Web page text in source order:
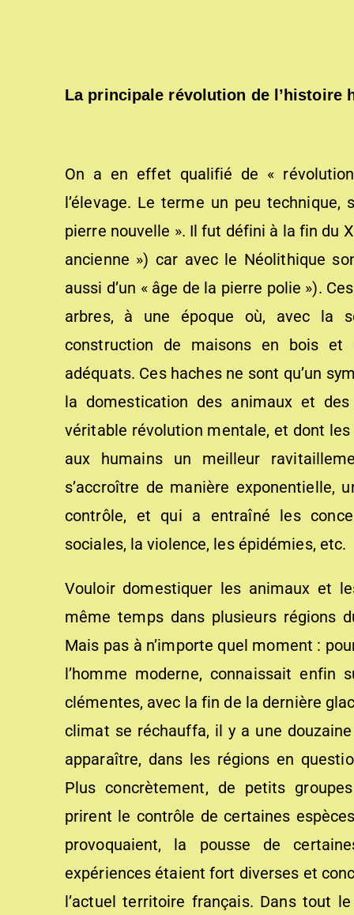
La principale révolution de l’histoire
On a en effet qualifié de «
l’élevage. Le terme un peu
pierre nouvelle ». Il fut défini à la fin du
ancienne ») car avec le Néolithique
aussi d’un « âge de la pierre polie »).
arbres, à une époque où, avec la
construction de maisons en bois
adéquats. Ces haches ne sont qu’un
la domestication des animaux et
véritable révolution mentale, et dont
aux humains un meilleur
s’accroître de manière exponentielle,
contrôle, et qui a entraîné les
sociales, la violence, les épidémies, etc.
Vouloir domestiquer les animaux et
même temps dans plusieurs régions
Mais pas à n’importe quel moment :
l’homme moderne, connaissait enfin
clémentes, avec la fin de la dernière
climat se réchauffa, il y a une
apparaître, dans les régions en
Plus concrètement, de petits
prirent le contrôle de certaines
provoquaient, la pousse de
expériences étaient fort diverses et
l’actuel territoire français. Dans tout